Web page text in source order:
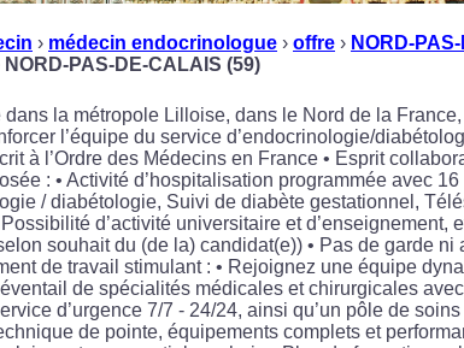
› médecin endocrinologue › offre › NORD-
PAS-DE-CALAIS (59)
dans la métropole Lilloise, dans le Nord de la
l’équipe du service d’endocrinologie/
à l’Ordre des Médecins en France • Esprit
: • Activité d’hospitalisation programmée avec
/ diabétologie, Suivi de diabète gestationnel,
d’activité universitaire et d’enseignement,
souhait du (de la) candidat(e)) • Pas de garde
de travail stimulant : • Rejoignez une équipe
de spécialités médicales et chirurgicales
d’urgence 7/7 - 24/24, ainsi qu’un pôle de
de pointe, équipements complets et